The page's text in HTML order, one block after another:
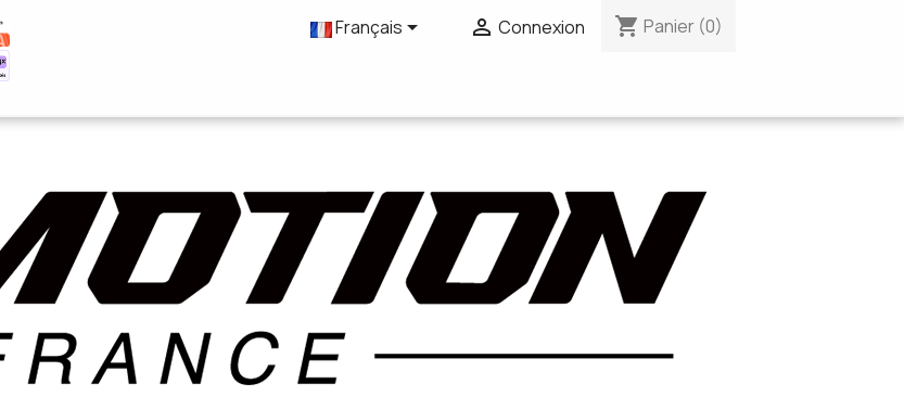
Français  Connexion shopping_cart Panier (0)